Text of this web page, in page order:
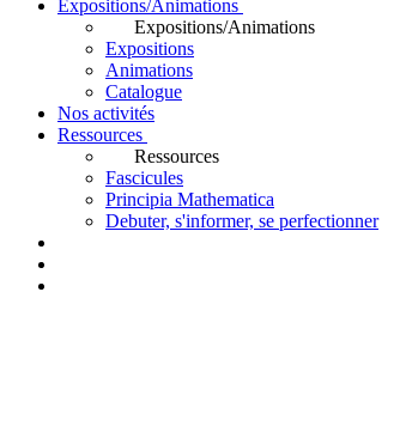
Expositions/Animations
Expositions/Animations
Expositions
Animations
Catalogue
Nos activités
Ressources
Ressources
Fascicules
Principia Mathematica
Debuter, s'informer, se perfectionner